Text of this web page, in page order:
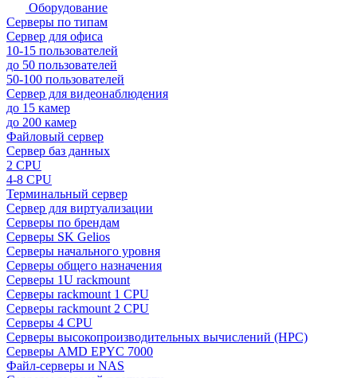
Оборудование
Серверы по типам
Сервер для офиса
10-15 пользователей
до 50 пользователей
50-100 пользователей
Сервер для видеонаблюдения
до 15 камер
до 200 камер
Файловый сервер
Сервер баз данных
2 CPU
4-8 CPU
Терминальный сервер
Сервер для виртуализации
Серверы по брендам
Серверы SK Gelios
Серверы начального уровня
Серверы общего назначения
Серверы 1U rackmount
Серверы rackmount 1 CPU
Серверы rackmount 2 CPU
Серверы 4 CPU
Серверы высокопроизводительных вычислений (HPC)
Серверы AMD EPYC 7000
Файл-серверы и NAS